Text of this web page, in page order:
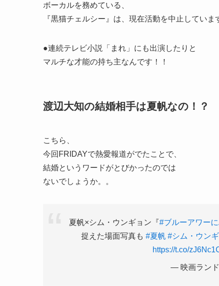
ボーカルを務めている、
『黒猫チェルシー』は、現在活動を中止していま
●連続テレビ小説「まれ」にも出演したりと
マルチな才能の持ち主なんです！！
渡辺大知の結婚相手は夏帆なの！？
こちら、
今回FRIDAYで熱愛報道がでたことで、
結婚というワードがとびかったのでは
ないでしょうか。。
夏帆×シム・ウンギョン『#ブルーアワー
捉えた場面写真も #夏帆 #シム・ウン
https://t.co/
— 映画ラン